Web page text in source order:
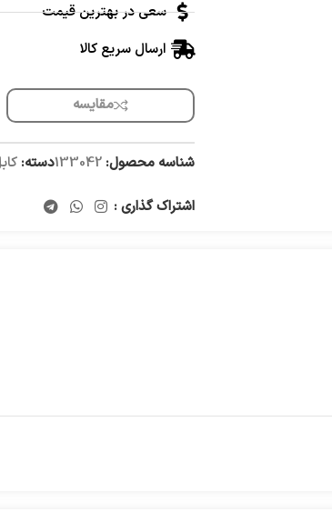
سعی در بهترین قیمت
ارسال سریع کالا
مقایسه
شناسه محصول: 133042دسته:
اشتراک گذاری :